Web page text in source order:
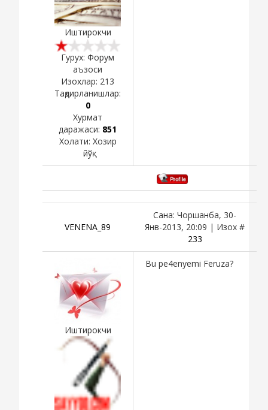
Иштирокчи
Гурух: Форум
аъзоси
Изохлар: 213
Тақдирланишлар:
0
Хурмат
даражаси: 851
Холати: Хозир
йўқ
VENENA_89
Сана: Чоршанба, 30-
Янв-2013, 20:09 | Изох #
233
Иштирокчи
Bu pe4enyemi Feruza?